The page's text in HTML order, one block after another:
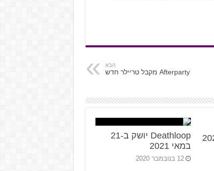
הבא
Afterparty מקבל טריילר חדש
Deathloop יושק ב-21
במאי 2021
12 בנובמבר 2020